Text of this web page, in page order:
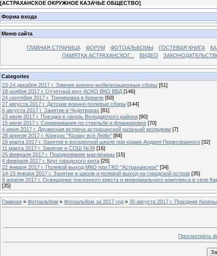
[АСТРАХАНСКОЕ ОКРУЖНОЕ КАЗАЧЬЕ ОБЩЕСТВО]
Форма входа
Меню сайта
ГЛАВНАЯ СТРАНИЦА ФОРУМ ФОТОАЛЬБОМЫ ГОСТЕВАЯ КНИГА
ПАМЯТКА АСТРАХАНСКОГ...
ВИДЕО
Categories
23-24 декабря 2017 г. Зимние военно-мобилизационные сборы [51]
18 ноября 2017 г. Отчетный круг АОКО ВКО ВВД [146]
24 сентября 2017 г. Тренировка в Кремле [50]
27 августа 2017 г. Детские военно-полевые сборы [144]
6 августа 2017 г. Занятие в Чудотворах [81]
23 июля 2017 г. Поездка в лагерь Володарского района [90]
15 июля 2017 г. Соревнования по стрельбе и фланкировке [70]
4 июня 2017 г. Дружеская встреча астраханской казачьей молодежи [7]
28 апреля 2017 г. Конкурс "Казаку всё Любо" [84]
19 марта 2017 г. Занятие в воскресной школе при храме Андрея Первозванного [32]
11 марта 2017 г. Занятие в СОШ №39 [16]
25 февраля 2017 г. Празднование масленицы [15]
4 февраля 2017 г. Круг городского юрта [25]
22 января 2017 г. Полевой выход МКО при ГКО "Астраханское" [34]
14-15 января 2017 г. Занятие в школе и полевой выход на городской остров [35]
9 апреля 2017 г. Освящение поклонного креста и мемориального комплекса в селе
[35]
Главная » Фотоальбом » Фотоальбом за 2017 год » 30 августа 2017 г. Праздник
Просмотреть